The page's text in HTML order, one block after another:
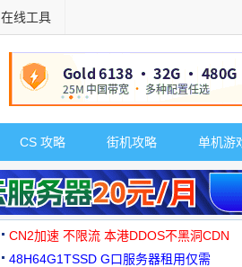
在线工具
CS 攻略 街机攻略 单机游
CN2加速 不限流 本港DDOS不黑洞CDN
48H64G1TSSD G口服务器租用仅需